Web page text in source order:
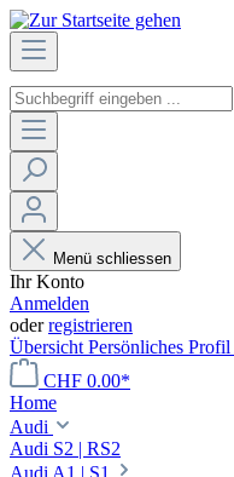
Menü schliessen
Ihr Konto
Anmelden
oderregistrieren
Übersicht Persönliches Profil
CHF 0.00*
Home
Audi
Audi S2 | RS2
Audi A1 | S1